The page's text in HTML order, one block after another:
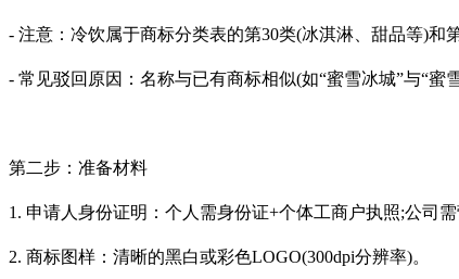
- 注意：冷饮属于商标分类表的第30类(冰淇淋、甜品等)和
- 常见驳回原因：名称与已有商标相似(如“蜜雪冰城”与“蜜
第二步：准备材料
1. 申请人身份证明：个人需身份证+个体工商户执照;公司需
2. 商标图样：清晰的黑白或彩色LOGO(300dpi分辨率)。